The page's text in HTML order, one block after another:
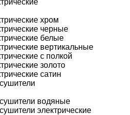
хром
черные
белые
вертикальные
с полкой
золото
сатин
водяные
электрические